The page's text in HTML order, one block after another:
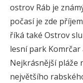
ostrov Ráb je
počasí je zde
říká také Ostrov
lesní park
Nejkrásnější pláže
největšího